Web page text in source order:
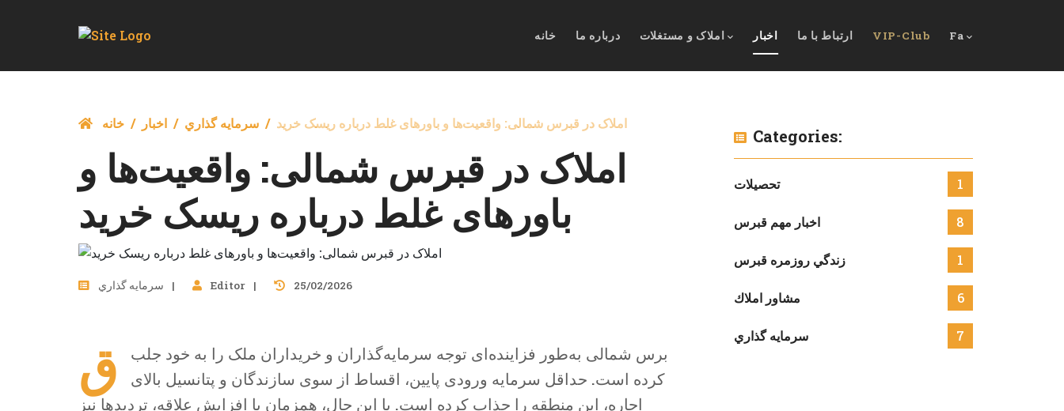
خانه درباره ما املاک و مستغلات اخبار ارتباط با ما VIP-Club Fa
خانه اخبار سرمايه گذاري املاک در قبرس شمالی: واقعیت‌ها و باورهای غلط درباره ریسک خرید
املاک در قبرس شمالی: واقعیت‌ها و
باورهای غلط درباره ریسک خرید
سرمايه گذاري Editor 25/02/2026
ق
برس شمالی به‌طور فزاینده‌ای توجه سرمایه‌گذاران و خریداران ملک را به خود جلب
کرده است. حداقل سرمایه ورودی پایین، اقساط از سوی سازندگان و پتانسیل بالای
اجاره، این منطقه را جذاب کرده است. با این حال، همزمان با افزایش علاقه، تردیدها نیز
Categories:
تحصيلات 1
اخبار مهم قبرس 8
زندگي روزمره قبرس 1
مشاور املاك 6
سرمايه گذاري 7